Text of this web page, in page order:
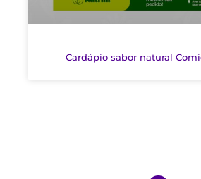
Cardápio sabor natural